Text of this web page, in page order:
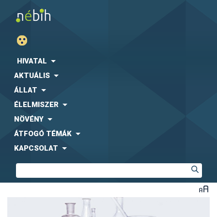
HIVATAL
AKTUÁLIS
ÁLLAT
ÉLELMISZER
NÖVÉNY
ÁTFOGÓ TÉMÁK
KAPCSOLAT